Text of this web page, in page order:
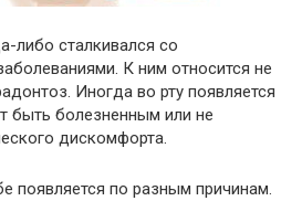
либо сталкивался со
К ним относится не
Иногда во рту появляется
быть болезненным или не
дискомфорта.
появляется по разным причинам.